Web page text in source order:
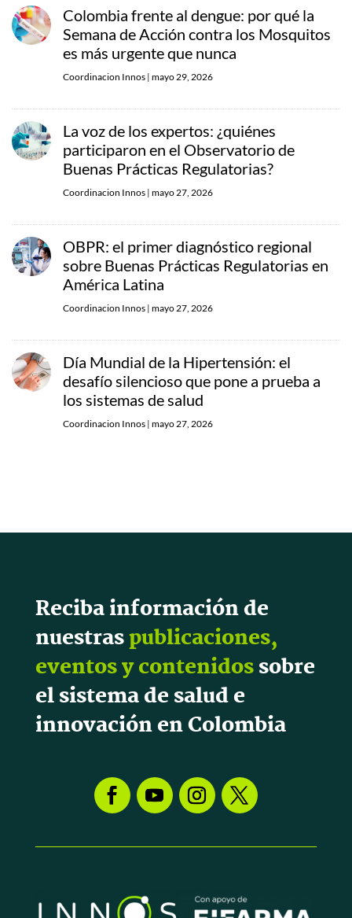
Colombia frente al dengue: por qué la
Semana de Acción contra los Mosquitos
es más urgente que nunca
Coordinacion Innos | mayo 29, 2026
La voz de los expertos: ¿quiénes
participaron en el Observatorio de
Buenas Prácticas Regulatorias?
Coordinacion Innos | mayo 27, 2026
OBPR: el primer diagnóstico regional
sobre Buenas Prácticas Regulatorias en
América Latina
Coordinacion Innos | mayo 27, 2026
Día Mundial de la Hipertensión: el
desafío silencioso que pone a prueba a
los sistemas de salud
Coordinacion Innos | mayo 27, 2026
Reciba información de
nuestraspublicaciones,
eventos y contenidossobre
el sistema de salud e
innovación en Colombia